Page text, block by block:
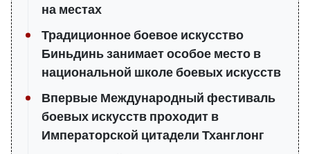
на местах
Традиционное боевое искусство
Биньдинь занимает особое место в
национальной школе боевых искусств
Впервые Международный фестиваль
боевых искусств проходит в
Императорской цитадели Тханглонг